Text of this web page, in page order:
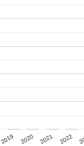
2019 2020 2021 2022